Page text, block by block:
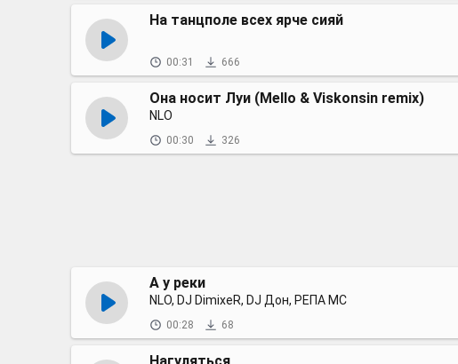
На танцполе всех ярче сияй
00:31 666
Она носит Луи (Mello & Viskonsin remix)
NLO
00:30 326
А у реки
NLO, DJ DimixeR, DJ Дон, РЕПА МС
00:28 68